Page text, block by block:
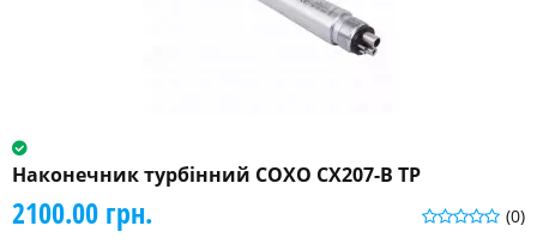
Наконечник турбінний COXO CX207-B TP
(0)
2100.00 грн.